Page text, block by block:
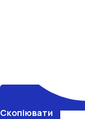
Скопіювати